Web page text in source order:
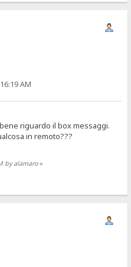
AM
riguardo il box messaggi.
in remoto???
by alamaro»